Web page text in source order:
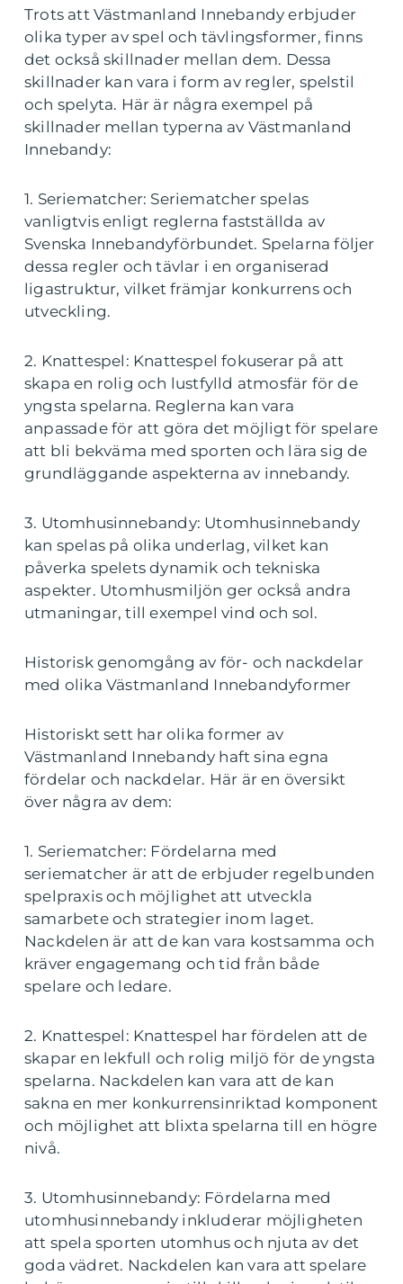
Trots att Västmanland Innebandy erbjuder
olika typer av spel och tävlingsformer, finns
det också skillnader mellan dem. Dessa
skillnader kan vara i form av regler, spelstil
och spelyta. Här är några exempel på
skillnader mellan typerna av Västmanland
Innebandy:
1. Seriematcher: Seriematcher spelas
vanligtvis enligt reglerna fastställda av
Svenska Innebandyförbundet. Spelarna följer
dessa regler och tävlar i en organiserad
ligastruktur, vilket främjar konkurrens och
utveckling.
2. Knattespel: Knattespel fokuserar på att
skapa en rolig och lustfylld atmosfär för de
yngsta spelarna. Reglerna kan vara
anpassade för att göra det möjligt för spelare
att bli bekväma med sporten och lära sig de
grundläggande aspekterna av innebandy.
3. Utomhusinnebandy: Utomhusinnebandy
kan spelas på olika underlag, vilket kan
påverka spelets dynamik och tekniska
aspekter. Utomhusmiljön ger också andra
utmaningar, till exempel vind och sol.
Historisk genomgång av för- och nackdelar
med olika Västmanland Innebandyformer
Historiskt sett har olika former av
Västmanland Innebandy haft sina egna
fördelar och nackdelar. Här är en översikt
över några av dem:
1. Seriematcher: Fördelarna med
seriematcher är att de erbjuder regelbunden
spelpraxis och möjlighet att utveckla
samarbete och strategier inom laget.
Nackdelen är att de kan vara kostsamma och
kräver engagemang och tid från både
spelare och ledare.
2. Knattespel: Knattespel har fördelen att de
skapar en lekfull och rolig miljö för de yngsta
spelarna. Nackdelen kan vara att de kan
sakna en mer konkurrensinriktad komponent
och möjlighet att blixta spelarna till en högre
nivå.
3. Utomhusinnebandy: Fördelarna med
utomhusinnebandy inkluderar möjligheten
att spela sporten utomhus och njuta av det
goda vädret. Nackdelen kan vara att spelare